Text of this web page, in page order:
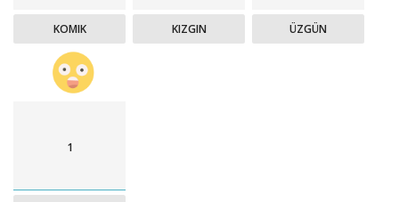
KOMIK KIZGIN ÜZGÜN
1